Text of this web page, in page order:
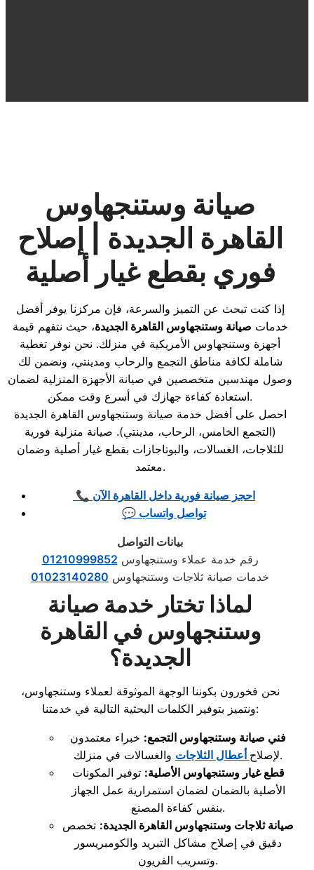
صيانة وستنجهاوس
القاهرة الجديدة | إصلاح
فوري بقطع غيار أصلية
إذا كنت تبحث عن التميز والسرعة، فإن مركزنا يوفر أفضل
خدمات صيانة وستنجهاوس القاهرة الجديدة، حيث نتفهم قيمة
أجهزة وستنجهاوس الأمريكية في منزلك. نحن نوفر تغطية
شاملة لكافة مناطق التجمع والرحاب ومدينتي، ونضمن لك
وصول مهندسين متخصصين في صيانة الأجهزة المنزلية لضمان
استعادة كفاءة جهازك في أسرع وقت ممكن.
احصل على أفضل خدمة صيانة وستنجهاوس القاهرة الجديدة
(التجمع الخامس، الرحاب، مدينتي). صيانة منزلية فورية
للثلاجات، الغسالات، والبوتاجازات بقطع غيار أصلية وضمان
معتمد.
📞 احجز صيانة فورية داخل القاهرة الآن
💬 تواصل واتساب
بيانات التواصل
رقم خدمة عملاء وستنجهاوس 01210999852
خدمات صيانة ثلاجات وستنجهاوس 01023140280
لماذا تختار خدمة صيانة
وستنجهاوس في القاهرة
الجديدة؟
نحن فخورون بكوننا الوجهة الموثوقة لعملاء وستنجهاوس،
ونتميز بتوفير الكلمات البحثية التالية في خدمتنا:
فني صيانة وستنجهاوس التجمع: خبراء معتمدون
لإصلاح أعطال الثلاجات
والغسالات في منزلك.
قطع غيار وستنجهاوس الأصلية: توفير المكونات
الأصلية بالضمان لضمان استمرارية عمل الجهاز
بنفس كفاءة المصنع.
صيانة ثلاجات وستنجهاوس القاهرة الجديدة: تخصص
دقيق في إصلاح مشاكل التبريد والكومبريسور
وتسريب الفريون.